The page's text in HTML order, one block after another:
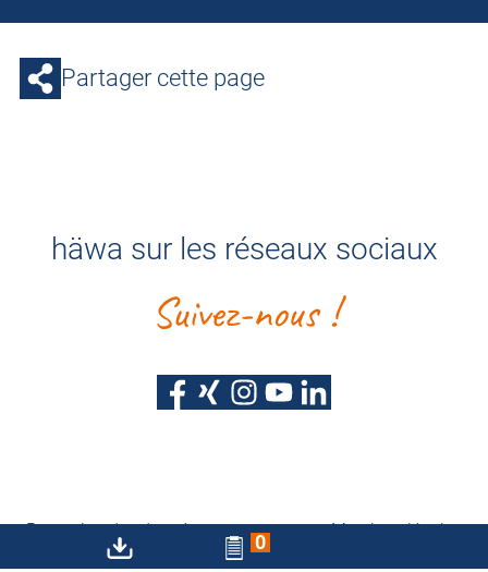
0
Partager cette page
häwa sur les réseaux sociaux
Suivez-nous !
Protection des données
Mentions légales
Déclaration d'accessibilité